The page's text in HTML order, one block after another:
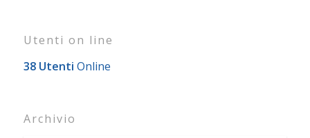
Utenti on line
38 Utenti Online
Archivio